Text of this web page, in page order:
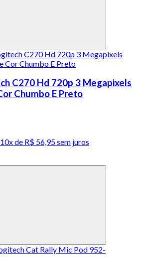
C270 Hd 720p 3 Megapixels
Chumbo E Preto
10x de R$ 56,95 sem juros